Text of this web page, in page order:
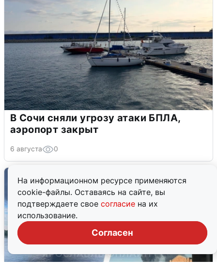
На информационном ресурсе применяются
cookie-файлы. Оставаясь на сайте, вы
подтверждаете свое согласие на их
использование.
Согласен
В Сочи сняли угрозу атаки БПЛА,
аэропорт закрыт
6 августа 0